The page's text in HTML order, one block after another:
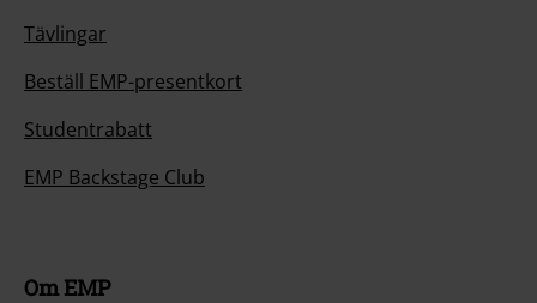
Tävlingar
Beställ EMP-presentkort
Studentrabatt
EMP Backstage Club
Om EMP